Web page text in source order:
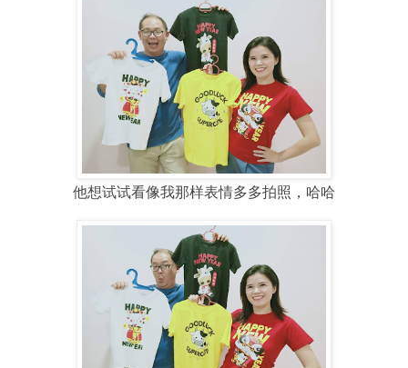
他想试试看像我那样表情多多拍照，哈哈